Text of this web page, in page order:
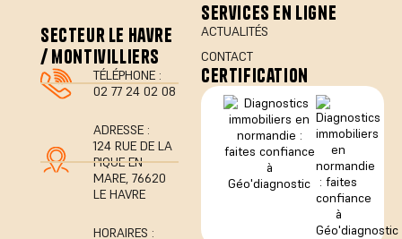
secteur le havre
/ montivilliers
TÉLÉPHONE :
02 77 24 02 08
ADRESSE :
124 RUE DE LA
PIQUE EN
MARE, 76620
LE HAVRE
HORAIRES :
services en ligne
ACTUALITÉS
CONTACT
certification